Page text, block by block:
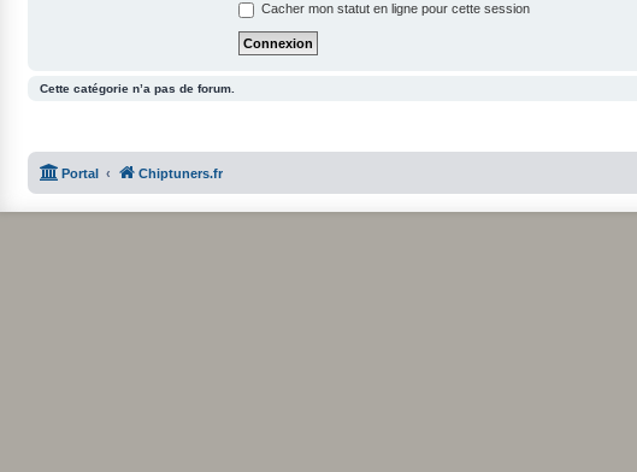
Cacher mon statut en ligne pour cette session
Cette catégorie n’a pas de forum.
Portal Chiptuners.fr